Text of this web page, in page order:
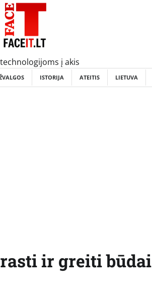
į akis
ISTORIJA ATEITIS LIETUVA
ir greiti būdai